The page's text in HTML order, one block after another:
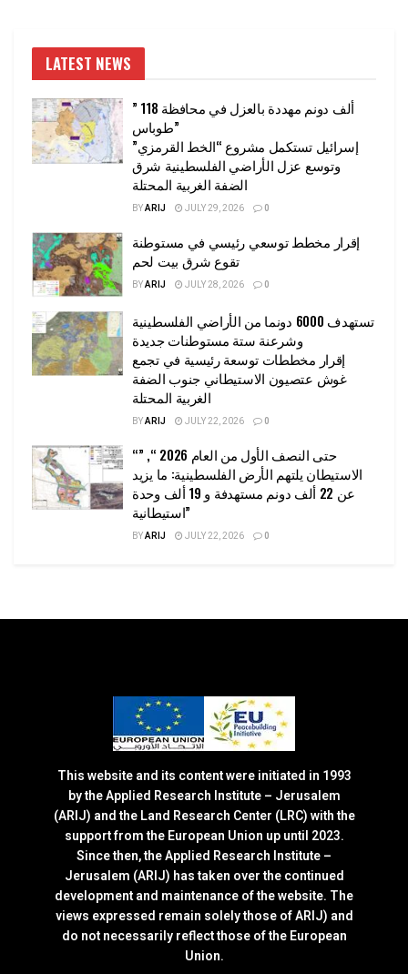
LATEST NEWS
” 118 ألف دونم مهددة بالعزل في محافظة
طوباس”
إسرائيل تستكمل مشروع “الخط القرمزي”
وتوسع عزل الأراضي الفلسطينية شرق
الضفة الغربية المحتلة
BYARIJ JULY 29, 2026 0
إقرار مخطط توسعي رئيسي في مستوطنة
تقوع شرق بيت لحم
BYARIJ JULY 28, 2026 0
تستهدف 6000 دونما من الأراضي الفلسطينية
وشرعنة ستة مستوطنات جديدة
إقرار مخططات توسعة رئيسية في تجمع
غوش عتصيون الاستيطاني جنوب الضفة
الغربية المحتلة
BYARIJ JULY 22, 2026 0
“حتى النصف الأول من العام 2026 “, ”
الاستيطان يلتهم الأرض الفلسطينية: ما يزيد
عن 22 ألف دونم مستهدفة و 19 ألف وحدة
استيطانية”
BYARIJ JULY 22, 2026 0
This website and its content were initiated in 1993
by the Applied Research Institute – Jerusalem
(ARIJ) and the Land Research Center (LRC) with the
support from the European Union up until 2023.
Since then, the Applied Research Institute –
Jerusalem (ARIJ) has taken over the continued
development and maintenance of the website. The
views expressed remain solely those of ARIJ) and
do not necessarily reflect those of the European
Union.